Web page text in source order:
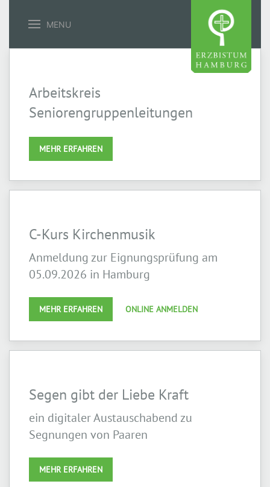
MENU
Arbeitskreis
Seniorengruppenleitungen
MEHR ERFAHREN
C-Kurs Kirchenmusik
Anmeldung zur Eignungsprüfung am
05.09.2026 in Hamburg
MEHR ERFAHREN ONLINE ANMELDEN
Segen gibt der Liebe Kraft
ein digitaler Austauschabend zu
Segnungen von Paaren
MEHR ERFAHREN